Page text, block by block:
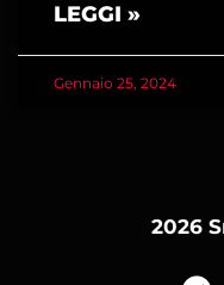
LEGGI »
Gennaio 25, 2024
2026